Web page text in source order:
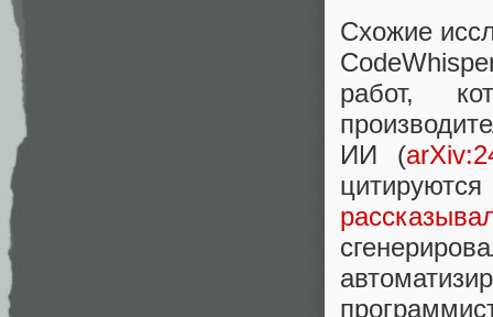
Схожие
работ,
ИИ (